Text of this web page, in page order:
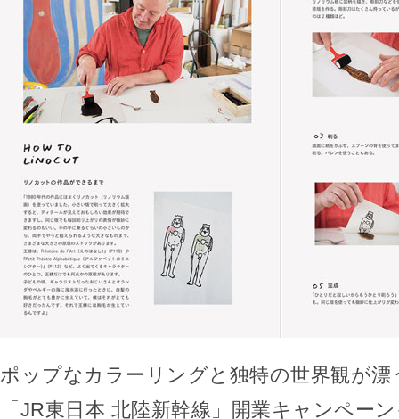
ポップなカラーリングと独特の世界観が漂
「JR東日本 北陸新幹線」開業キャンペー